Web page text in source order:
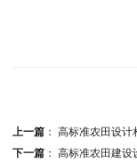
上一篇： 高标准农田设计
下一篇： 高标准农田建设